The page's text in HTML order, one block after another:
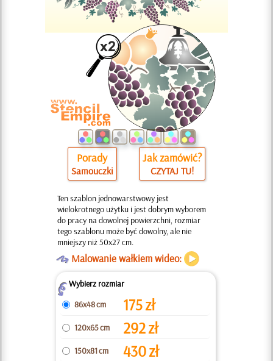
Porady
Samouczki
Jak zamówić?
CZYTAJ TU!
Ten szablon jednowarstwowy jest
wielokrotnego użytku i jest dobrym wyborem
do pracy na dowolnej powierzchni, rozmiar
tego szablonu może być dowolny, ale nie
mniejszy niż 50x27 cm.
OMalowanie wałkiem wideo:
ZWybierz rozmiar
86x48 cm
175zł
120x65 cm 292zł
150x81 cm 430zł